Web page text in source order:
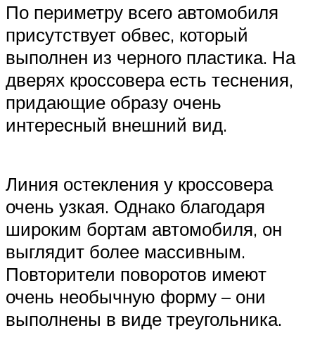
По периметру всего автомобиля
присутствует обвес, который
выполнен из черного пластика. На
дверях кроссовера есть теснения,
придающие образу очень
интересный внешний вид.
Линия остекления у кроссовера
очень узкая. Однако благодаря
широким бортам автомобиля, он
выглядит более массивным.
Повторители поворотов имеют
очень необычную форму – они
выполнены в виде треугольника.